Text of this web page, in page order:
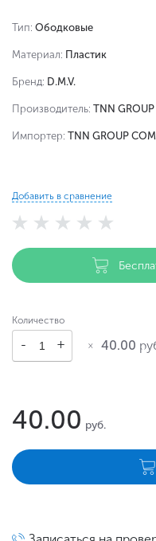
Тип: Ободковые
Материал: Пластик
Бренд: D.M.V.
Производитель: TNN
Импортер: TNN GROUP
Добавить в сравнение
Количество
40.00
40.00 руб.